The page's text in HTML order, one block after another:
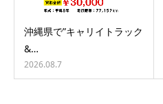
沖縄県で”キャリイトラック
&…
2026.08.7